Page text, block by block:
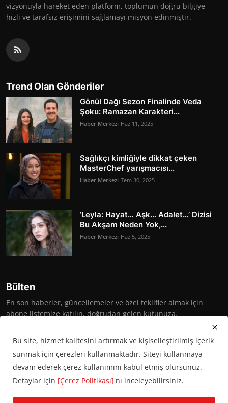
vizyonuyla hareket eden platform, toplumun doğru bilgiye
hızlı ve tarafsız erişimini sağlamayı misyon edinmiştir.
Trend Olan Gönderiler
Gönül Dağı Sezon Finalinde Veda
Şoku: Ramazan Karakteri...
Haber Merkezi Haz 11, 2025
Sağlıkçı kimliğiyle dikkat çeken
MasterChef yarışmacısı...
Haber Merkezi Tem 30, 2025
‘Leyla: Hayat… Aşk… Adalet…’ Dizisi
Bu Akşam Neden Yok,...
Haber Merkezi Haz 5, 2025
Bülten
En son haberler, güncellemeler ve özel teklifler almak için
abone listemize katılın, doğrudan gelen kutunuza.
Abone Ol
Bu site, hizmet kalitesini artırmak ve kişiselleştirilmiş içerik
sunmak için çerezleri kullanmaktadır. Siteyi kullanmaya
devam ederek çerez kullanımını kabul etmiş olursunuz.
Detaylar için [Çerez Politikası]'nı inceleyebilirsiniz.